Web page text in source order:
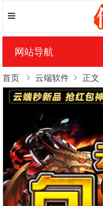
网站导航
首页 云端软件 正文